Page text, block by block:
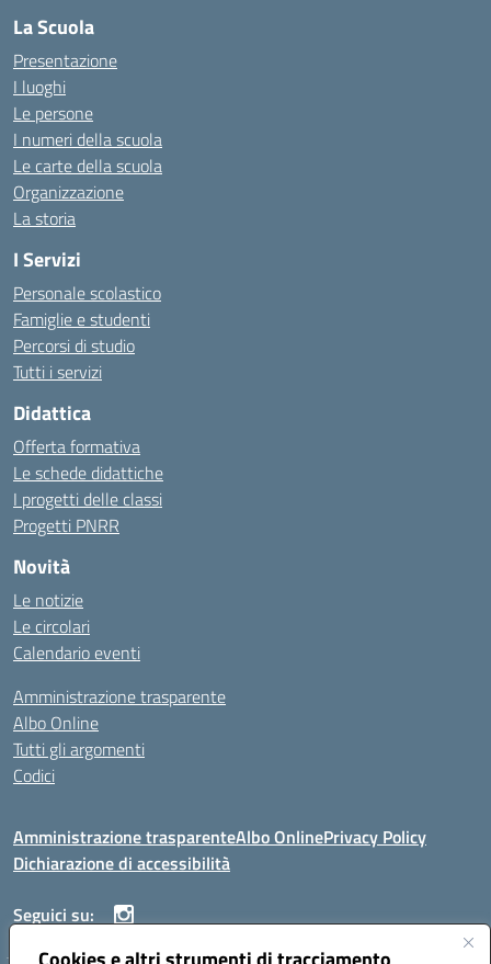
La Scuola
Presentazione
I luoghi
Le persone
I numeri della scuola
Le carte della scuola
Organizzazione
La storia
I Servizi
Personale scolastico
Famiglie e studenti
Percorsi di studio
Tutti i servizi
Didattica
Offerta formativa
Le schede didattiche
I progetti delle classi
Progetti PNRR
Novità
Le notizie
Le circolari
Calendario eventi
Amministrazione trasparente
Albo Online
Tutti gli argomenti
Codici
Amministrazione trasparenteAlbo OnlinePrivacy Policy
Dichiarazione di accessibilità
Seguici su: